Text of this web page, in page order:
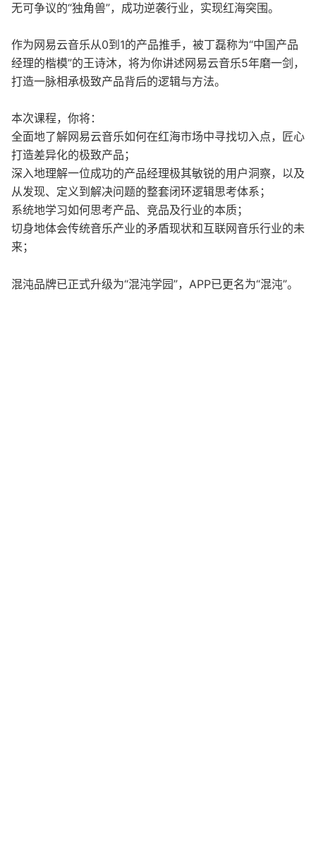
无可争议的“独角兽”，成功逆袭行业，实现红海突围。
作为网易云音乐从0到1的产品推手，被丁磊称为“中国产品
经理的楷模”的王诗沐，将为你讲述网易云音乐5年磨一剑，
打造一脉相承极致产品背后的逻辑与方法。
本次课程，你将：
全面地了解网易云音乐如何在红海市场中寻找切入点，匠心
打造差异化的极致产品；
深入地理解一位成功的产品经理极其敏锐的用户洞察，以及
从发现、定义到解决问题的整套闭环逻辑思考体系；
系统地学习如何思考产品、竞品及行业的本质；
切身地体会传统音乐产业的矛盾现状和互联网音乐行业的未
来；
混沌品牌已正式升级为“混沌学园”，APP已更名为“混沌”。